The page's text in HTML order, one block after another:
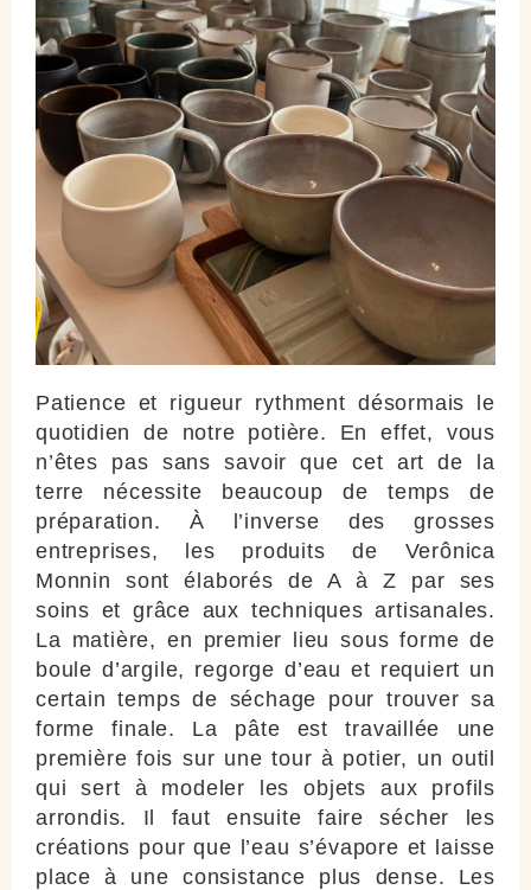
Patience et rigueur rythment désormais le
quotidien de notre potière. En effet, vous
n’êtes pas sans savoir que cet art de la
terre nécessite beaucoup de temps de
préparation. À l’inverse des grosses
entreprises, les produits de Verônica
Monnin sont élaborés de A à Z par ses
soins et grâce aux techniques artisanales.
La matière, en premier lieu sous forme de
boule d’argile, regorge d’eau et requiert un
certain temps de séchage pour trouver sa
forme finale. La pâte est travaillée une
première fois sur une tour à potier, un outil
qui sert à modeler les objets aux profils
arrondis. Il faut ensuite faire sécher les
créations pour que l’eau s’évapore et laisse
place à une consistance plus dense. Les